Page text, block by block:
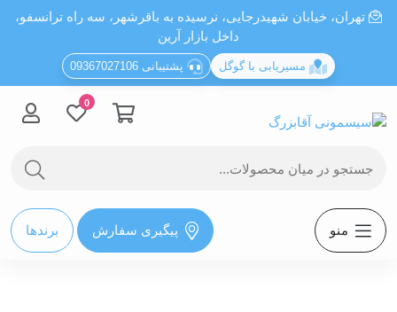
تهران، خيابان شهيدرجايى، نرسیده به باقرشهر، سه راه ترانسفو،
داخل بازار آرین
مسیریابی با گوگل پشتیبانی 09367027106
0
منو پیگیری سفارش برندها